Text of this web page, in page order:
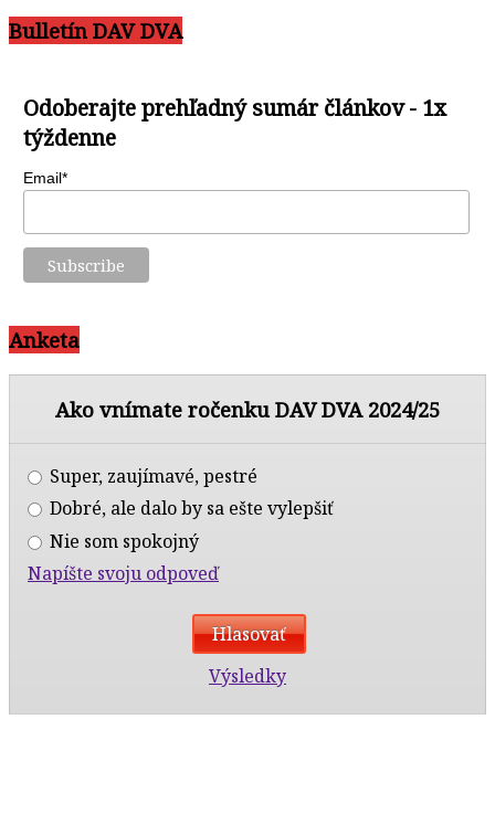
Bulletín DAV DVA
Odoberajte prehľadný sumár článkov - 1x
týždenne
Email*
Anketa
Ako vnímate ročenku DAV DVA 2024/25
Super, zaujímavé, pestré
Dobré, ale dalo by sa ešte vylepšiť
Nie som spokojný
Napíšte svoju odpoveď
Výsledky